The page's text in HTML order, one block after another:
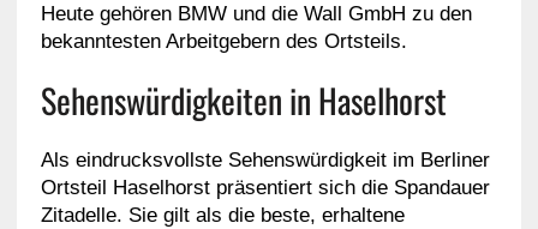
Heute gehören BMW und die Wall GmbH zu den
bekanntesten Arbeitgebern des Ortsteils.
Sehenswürdigkeiten in Haselhorst
Als eindrucksvollste Sehenswürdigkeit im Berliner
Ortsteil Haselhorst präsentiert sich die Spandauer
Zitadelle. Sie gilt als die beste, erhaltene